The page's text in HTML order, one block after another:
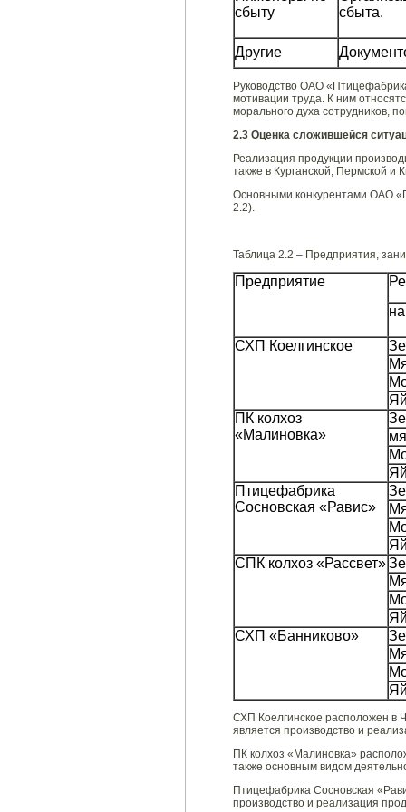
сбыту
сбыта.
Другие
Руководство ОАО
мотивации труда. К ним
морального духа сотрудников,
2.3 Оценка сложившейся
Реализация продукции
также в Курганской, Пермской и
Основными конкурентами ОАО
2.2).
Таблица 2.2 – Предприятия,
Предприятие
СХП Коелгинское
ПК колхоз
«Малиновка»
Птицефабрика
Сосновская «Равис»
СПК колхоз «Рассвет»
СХП «Банниково»
СХП Коелгинское расположен в
является производство и
ПК колхоз «Малиновка»
также основным видом
Птицефабрика Сосновская
производство и реализация